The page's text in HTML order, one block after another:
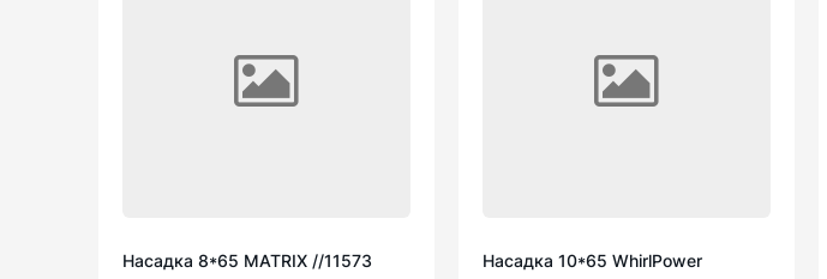
Насадка 8*65 MATRIX //11573 Насадка 10*65 WhirlPower